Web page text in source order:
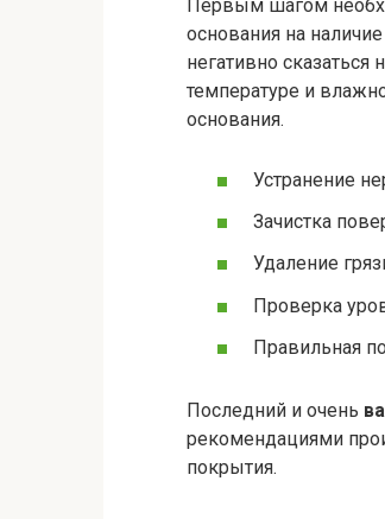
Первым шагом
основания на
негативно
температуре и
основания.
Устранение
Зачистка
Удаление
Проверка
Правильная
Последний и очень
рекомендациями
покрытия.